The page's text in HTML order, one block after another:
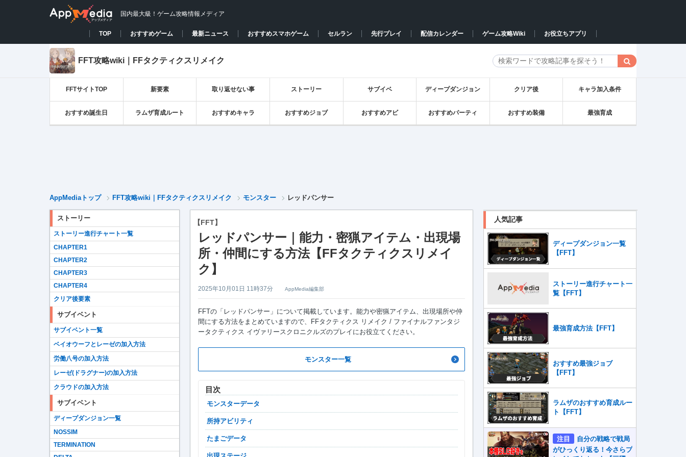
国内最大級！ゲーム攻略情報メディア
TOP おすすめゲーム 最新ニュース おすすめスマホゲーム セルラン 先行プレイ 配信カレンダー ゲーム攻略Wiki お役立ちアプリ
FFT攻略wiki｜FFタクティクスリメイク
FFTサイトTOP 新要素 取り返せない事 ストーリー サブイベ ディープダンジョン クリア後 キャラ加入条件
おすすめ誕生日 ラムザ育成ルート おすすめキャラ おすすめジョブ おすすめアビ おすすめパーティ おすすめ装備 最強育成
AppMediaトップ FFT攻略wiki｜FFタクティクスリメイク モンスター レッドパンサー
【FFT】
レッドパンサー｜能力・密猟アイテム・出現場
所・仲間にする方法【FFタクティクスリメイ
ク】
2025年10月01日 11時37分 AppMedia編集部
FFTの「レッドパンサー」について掲載しています。能力や密猟アイテム、出現場所や仲
間にする方法をまとめていますので、FFタクティクス リメイク / ファイナルファンタジ
ータクティクス イヴァリースクロニクルズのプレイにお役立てください。
モンスター一覧
目次
モンスターデータ
所持アビリティ
たまごデータ
ストーリー
ストーリー進行チャート一覧
CHAPTER1
CHAPTER2
CHAPTER3
CHAPTER4
クリア後要素
サブイベント
サブイベント一覧
ベイオウーフとレーゼの加入方法
労働八号の加入方法
レーゼ(ドラグナー)の加入方法
クラウドの加入方法
サブイベント
ディープダンジョン一覧
NOSSIM
TERMINATION
人気記事
ディープダンジョン一覧
【FFT】
ストーリー進行チャート一
覧【FFT】
最強育成方法【FFT】
おすすめ最強ジョブ
【FFT】
ラムザのおすすめ育成ルー
ト【FFT】
注目
自分の戦略で戦局
がひっくり返る！今さらプ